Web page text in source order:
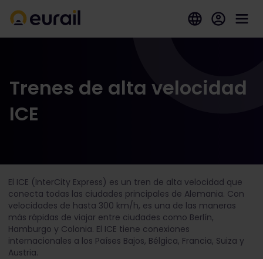
Trenes de alta velocidad
ICE
El ICE (InterCity Express) es un tren de alta velocidad que
conecta todas las ciudades principales de Alemania. Con
velocidades de hasta 300 km/h, es una de las maneras
más rápidas de viajar entre ciudades como Berlín,
Hamburgo y Colonia. El ICE tiene conexiones
internacionales a los Países Bajos, Bélgica, Francia, Suiza y
Austria.